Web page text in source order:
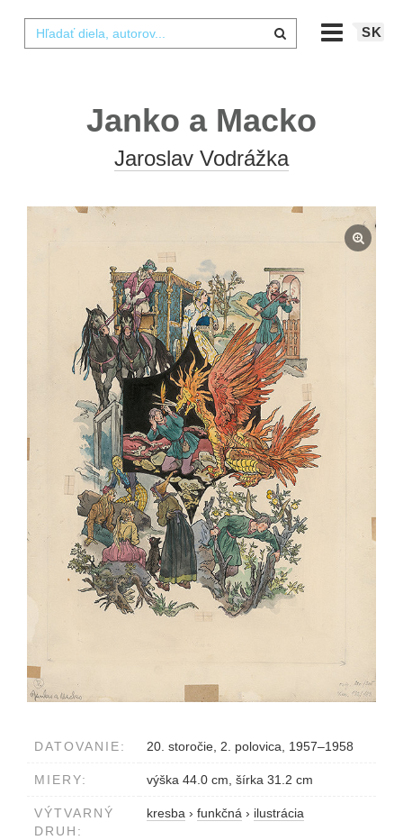
SK
Janko a Macko
Jaroslav Vodrážka
DATOVANIE: 20. storočie, 2. polovica, 1957–1958
MIERY: výška 44.0 cm, šírka 31.2 cm
VÝTVARNÝ
DRUH:
kresba › funkčná › ilustrácia